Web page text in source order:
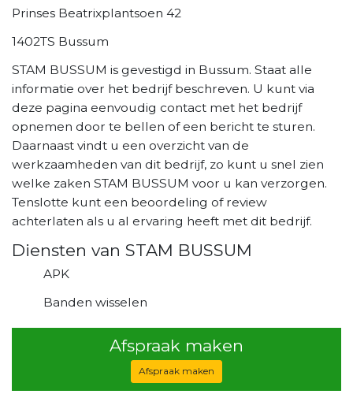
Prinses Beatrixplantsoen 42
1402TS Bussum
STAM BUSSUM is gevestigd in Bussum. Staat alle
informatie over het bedrijf beschreven. U kunt via
deze pagina eenvoudig contact met het bedrijf
opnemen door te bellen of een bericht te sturen.
Daarnaast vindt u een overzicht van de
werkzaamheden van dit bedrijf, zo kunt u snel zien
welke zaken STAM BUSSUM voor u kan verzorgen.
Tenslotte kunt een beoordeling of review
achterlaten als u al ervaring heeft met dit bedrijf.
Diensten van STAM BUSSUM
APK
Banden wisselen
Afspraak maken
Afspraak maken